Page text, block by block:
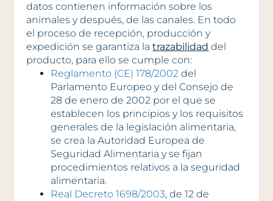
datos contienen información sobre los
animales y después, de las canales. En todo
el proceso de recepción, producción y
expedición se garantiza latrazabilidad del
producto, para ello se cumple con:
Reglamento (CE) 178/2002 del
Parlamento Europeo y del Consejo de
28 de enero de 2002 por el que se
establecen los principios y los requisitos
generales de la legislación alimentaria,
se crea la Autoridad Europea de
Seguridad Alimentaria y se fijan
procedimientos relativos a la seguridad
alimentaria.
Real Decreto 1698/2003, de 12 de